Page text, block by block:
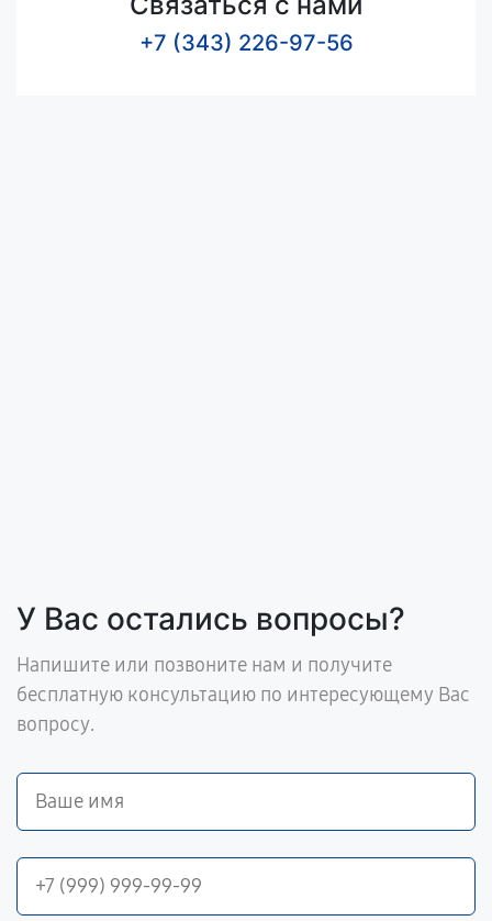
+7 (343) 226-97-56
У Вас остались вопросы?
Напишите или позвоните нам и получите
бесплатную консультацию по интересующему Вас
вопросу.